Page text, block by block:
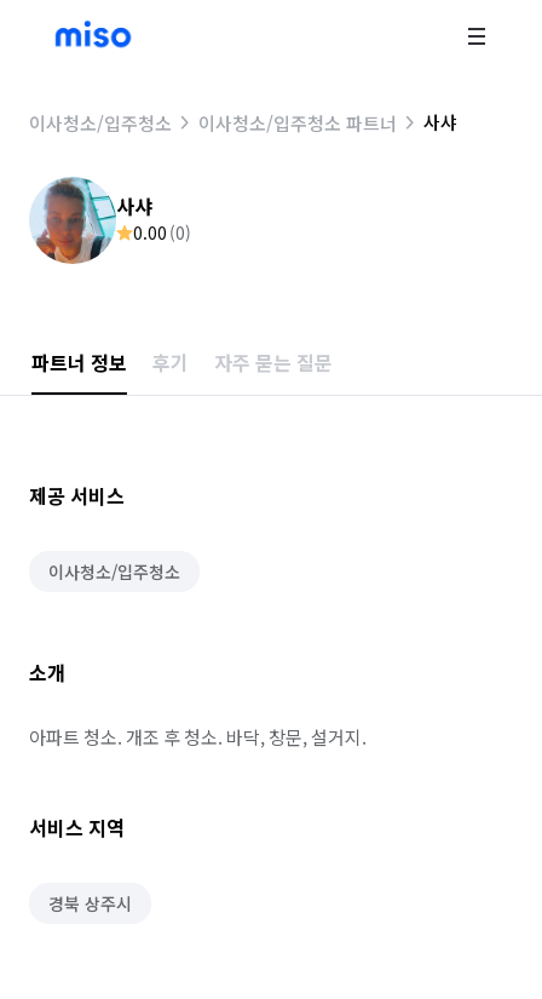
이사청소/입주청소 이사청소/입주청소 파트너 사샤
사샤
0.00 (0)
파트너 정보 후기 자주 묻는 질문
제공 서비스
이사청소/입주청소
소개
아파트 청소. 개조 후 청소. 바닥, 창문, 설거지.
서비스 지역
경북 상주시